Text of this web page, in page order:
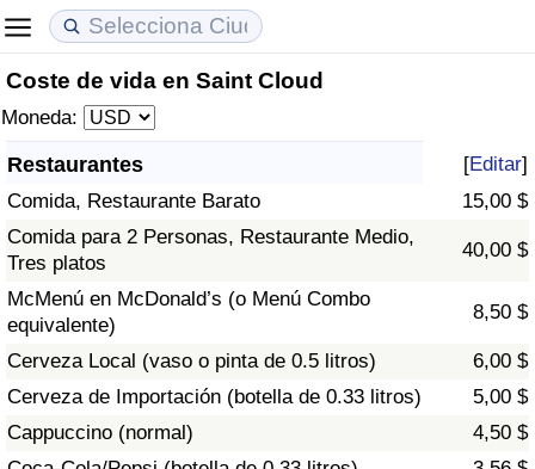
Coste de vida en Saint Cloud
Moneda:
Restaurantes [Editar]
Comida, Restaurante Barato
15,00 $
Comida para 2 Personas, Restaurante Medio,
Tres platos
40,00 $
McMenú en McDonald’s (o Menú Combo
equivalente)
8,50 $
Cerveza Local (vaso o pinta de 0.5 litros)
6,00 $
Cerveza de Importación (botella de 0.33 litros)
5,00 $
Cappuccino (normal)
4,50 $
Coste de vida
Índice de Costo de Vida
Índice de costo de vida por país
en aqaba
Precios de las propiedades
Índice de Precios de Inmuebles
Índice de Precios de Inmuebles por País
Calidad de Vida
Índice de Calidad de Vida (Actual)
Índice de calidad de vida por país
Delincuencia
Calificación del Índice de Criminalidad
(Actual)